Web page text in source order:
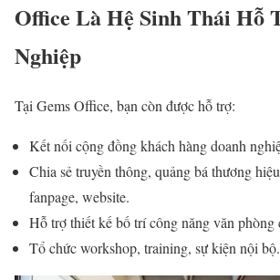
Office Là Hệ Sinh Thái Hỗ
Nghiệp
Tại Gems Office, bạn còn được hỗ trợ:
Kết nối cộng đồng khách hàng doanh
Chia sẻ truyền thông, quảng bá thương
fanpage, website.
Hỗ trợ thiết kế bố trí công năng văn phòng
Tổ chức workshop, training, sự kiện nội bộ.